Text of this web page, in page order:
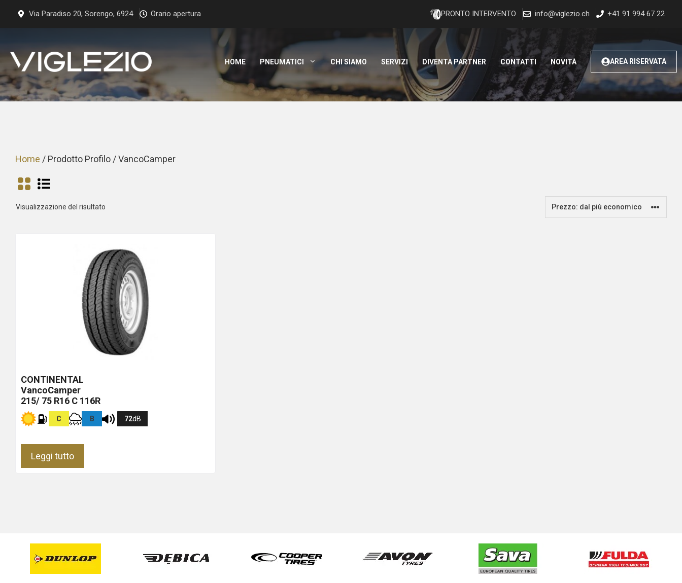
Via Paradiso 20, Sorengo, 6924 Orario apertura PRONTO INTERVENTO info@viglezio.ch +41 91 994 67 22
HOME PNEUMATICI CHI SIAMO SERVIZI DIVENTA PARTNER CONTATTI NOVITÀ AREA RISERVATA
Home / Prodotto Profilo / VancoCamper
Visualizzazione del risultato
CONTINENTAL
VancoCamper
215/ 75 R16 C 116R
C B 72dB
Leggi tutto